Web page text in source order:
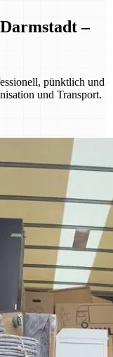
–
pünktlich und
und Transport.